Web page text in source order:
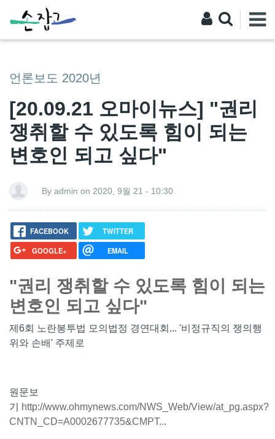
언론보도 2020년
[20.09.21 오마이뉴스] "권리
쟁취할 수 있도록 힘이 되는
변호인 되고 싶다"
By admin on 2020, 9월 21 - 10:30
FACEBOOK
TWITTER
GOOGLE+
EMAIL
"권리 쟁취할 수 있도록 힘이 되는
변호인 되고 싶다"
제6회 노란봉투법 모의법정 경연대회... '비정규직의 쟁의행
위와 손배' 주제로
원문보
기
http://www.ohmynews.com/NWS_Web/View/at_pg.aspx?
CNTN_CD=A0002677735&CMPT...